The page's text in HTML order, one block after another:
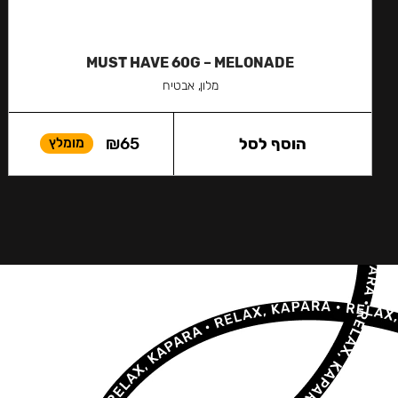
MUST HAVE 60G – MELONADE
מלון, אבטיח
₪65 מומלץ הוסף לסל